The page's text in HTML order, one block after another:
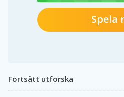
Spela
Fortsätt utforska